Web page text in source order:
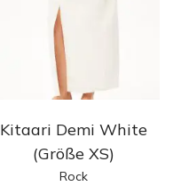
Kitaari Demi White
(Größe XS)
Rock